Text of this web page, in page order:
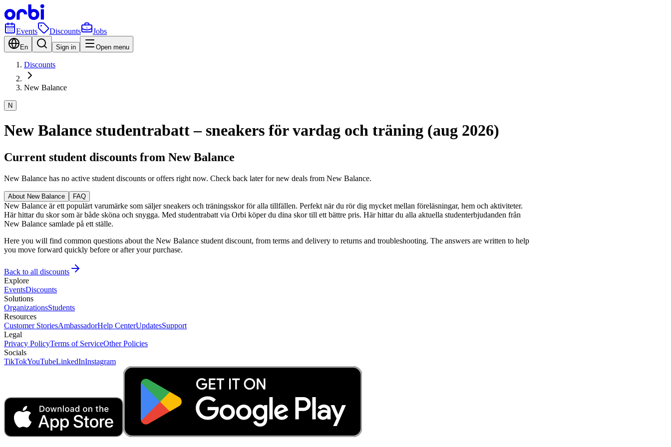
Events Discounts Jobs
En Sign in Open menu
Discounts
New Balance
N
New Balance studentrabatt – sneakers för vardag och träning (aug 2026)
Current student discounts from New Balance
New Balance has no active student discounts or offers right now. Check back later for new deals from New Balance.
About New Balance FAQ
New Balance är ett populärt varumärke som säljer sneakers och träningsskor för alla tillfällen. Perfekt när du rör dig mycket mellan föreläsningar, hem och aktiviteter.
Här hittar du skor som är både sköna och snygga. Med studentrabatt via Orbi köper du dina skor till ett bättre pris. Här hittar du alla aktuella studenterbjudanden från
New Balance samlade på ett ställe.
Here you will find common questions about the New Balance student discount, from terms and delivery to returns and troubleshooting. The answers are written to help
you move forward quickly before or after your purchase.
Back to all discounts
Explore
EventsDiscounts
Solutions
OrganizationsStudents
Resources
Customer StoriesAmbassadorHelp CenterUpdatesSupport
Legal
Privacy PolicyTerms of ServiceOther Policies
Socials
TikTokYouTubeLinkedInInstagram